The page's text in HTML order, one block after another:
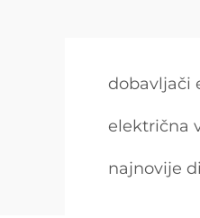
dobavljači
električna
najnovije